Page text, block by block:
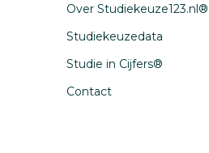
Over Studiekeuze123.nl®
Studiekeuzedata
Studie in Cijfers®
Contact